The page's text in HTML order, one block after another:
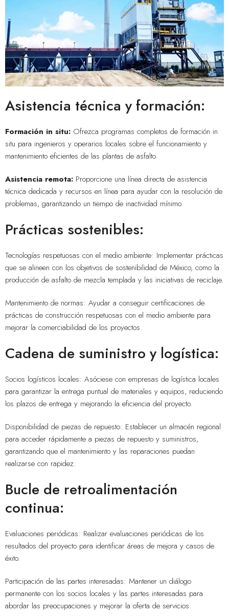
Asistencia técnica y formación:
Formación in situ: Ofrezca programas completos de formación in
situ para ingenieros y operarios locales sobre el funcionamiento y
mantenimiento eficientes de las plantas de asfalto.
Asistencia remota: Proporcione una línea directa de asistencia
técnica dedicada y recursos en línea para ayudar con la resolución de
problemas, garantizando un tiempo de inactividad mínimo.
Prácticas sostenibles:
Tecnologías respetuosas con el medio ambiente: Implementar prácticas
que se alineen con los objetivos de sostenibilidad de México, como la
producción de asfalto de mezcla templada y las iniciativas de reciclaje.
Mantenimiento de normas: Ayudar a conseguir certificaciones de
prácticas de construcción respetuosas con el medio ambiente para
mejorar la comerciabilidad de los proyectos.
Cadena de suministro y logística:
Socios logísticos locales: Asóciese con empresas de logística locales
para garantizar la entrega puntual de materiales y equipos, reduciendo
los plazos de entrega y mejorando la eficiencia del proyecto.
Disponibilidad de piezas de repuesto: Establecer un almacén regional
para acceder rápidamente a piezas de repuesto y suministros,
garantizando que el mantenimiento y las reparaciones puedan
realizarse con rapidez.
Bucle de retroalimentación
continua:
Evaluaciones periódicas: Realizar evaluaciones periódicas de los
resultados del proyecto para identificar áreas de mejora y casos de
éxito.
Participación de las partes interesadas: Mantener un diálogo
permanente con los socios locales y las partes interesadas para
abordar las preocupaciones y mejorar la oferta de servicios.